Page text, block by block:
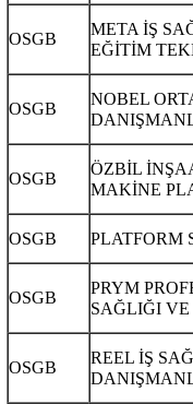
OSGB
META İŞ
EĞİTİM
OSGB
NOBEL
OSGB
ÖZBİL
MAKİNE
OSGB PLATFORM
OSGB
PRYM
SAĞLIĞI
OSGB
REEL İŞ